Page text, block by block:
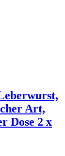
Art,
Dose 2 x